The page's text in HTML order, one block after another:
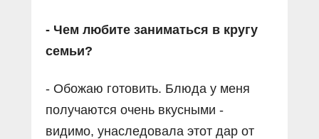
- Чем любите заниматься в кругу
семьи?
- Обожаю готовить. Блюда у меня
получаются очень вкусными -
видимо, унаследовала этот дар от